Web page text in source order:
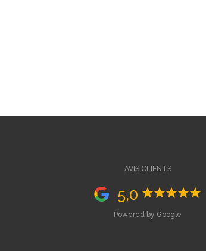
AVIS CLIENTS
5,0
Powered by Google